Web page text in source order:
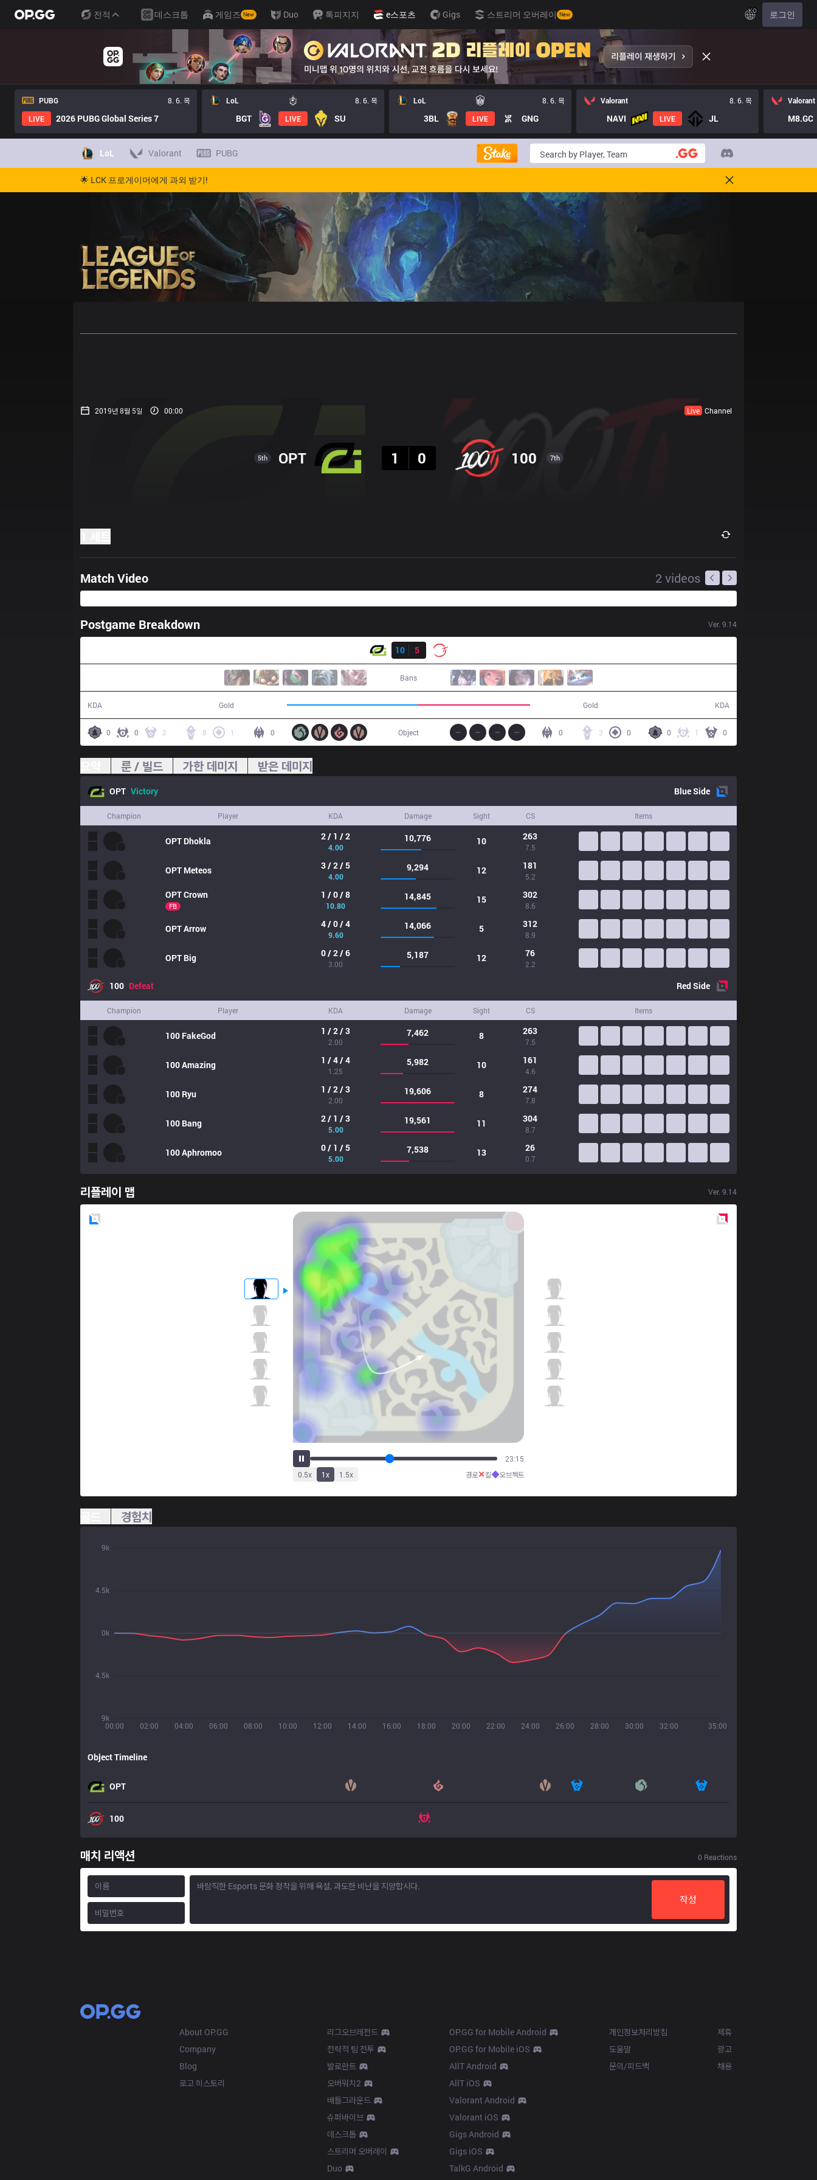
전적 데스크톱 게임즈 New Duo 톡피지지 e스포츠 Gigs 스트리머 오버레이 New KO 로그인
PUBG
8. 6. 목
LIVE
2026 PUBG Global Series 7
LoL 8. 6. 목
BGT LIVE SU
LoL 8. 6. 목
3BL LIVE GNG
Valorant 8. 6. 목
NAVI LIVE JL
Valorant
M8.GC
LoL Valorant PUBG
🌟 LCK 프로게이머에게 과외 받기!
2019년 8월 5일 00:00 Live Channel
5th OPT
1
0 100 7th
Match Video 2 videos
Postgame Breakdown Ver. 9.14
10
5
Bans
KDA Gold Gold KDA
0 0 2 8 1 0 0 1 0
3 0
0
Object
룬 / 빌드 가한 데미지 받은 데미지
OPT Victory BlueSide
Champion Player KDA Damage Sight CS Items
OPT Dhokla 2 / 1 / 2
4.00
10,776 10 263
7.5
OPT Meteos 3 / 2 / 5
4.00
9,294 12 181
5.2
OPTCrown
FB
1 / 0 / 8
10.80
14,845 15 302
8.6
OPTArrow 4 / 0 / 4
9.60
14,066 5 312
8.9
OPT Big 0 / 2 / 6
3.00
5,187 12 76
2.2
100 Defeat RedSide
Champion Player KDA Damage Sight CS Items
100 FakeGod 1 / 2 / 3
2.00
7,462 8 263
7.5
100Amazing 1 / 4 / 4
1.25
5,982 10 161
4.6
100 Ryu 1 / 2 / 3
2.00
19,606 8 274
7.8
100 Bang 2 / 1 / 3
5.00
19,561 11 304
8.7
100Aphromoo 0 / 1 / 5
5.00
7,538 13 26
0.7
리플레이 맵 Ver. 9.14
28:51
0.5x 1x 1.5x 경로✕킬◆오브젝트
경험치
00:00 02:00 04:00 06:00 08:00 10:00 12:00 14:00 16:00 18:00 20:00 22:00 24:00 26:00 28:00 30:00 32:00 35:00
9k
4.5k
0k
4.5k
9k
Object Timeline
OPT
100
매치 리액션 0 Reactions
작성
About OP.GG
Company
Blog
로고 히스토리
리그오브레전드
전략적 팀 전투
발로란트
오버워치2
배틀그라운드
슈퍼바이브
데스크톱
스트리머 오버레이
Duo
OP.GG for Mobile Android
OP.GG for Mobile iOS
AllT Android
AllT iOS
Valorant Android
Valorant iOS
Gigs Android
Gigs iOS
TalkG Android
개인정보처리방침
도움말
문의/피드백
제휴
광고
채용